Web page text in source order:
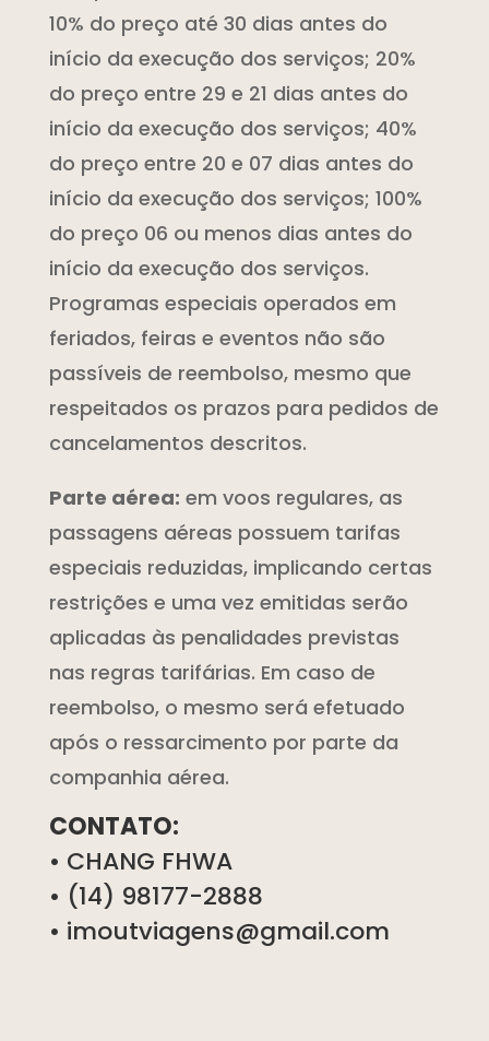
10% do preço até 30 dias antes do
início da execução dos serviços; 20%
do preço entre 29 e 21 dias antes do
início da execução dos serviços; 40%
do preço entre 20 e 07 dias antes do
início da execução dos serviços; 100%
do preço 06 ou menos dias antes do
início da execução dos serviços.
Programas especiais operados em
feriados, feiras e eventos não são
passíveis de reembolso, mesmo que
respeitados os prazos para pedidos de
cancelamentos descritos.
Parte aérea: em voos regulares, as
passagens aéreas possuem tarifas
especiais reduzidas, implicando certas
restrições e uma vez emitidas serão
aplicadas às penalidades previstas
nas regras tarifárias. Em caso de
reembolso, o mesmo será efetuado
após o ressarcimento por parte da
companhia aérea.
CONTATO:
• CHANG FHWA
• (14) 98177-2888
• imoutviagens@gmail.com